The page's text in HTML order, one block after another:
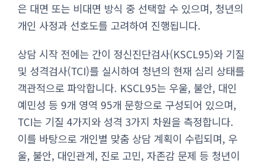
은 대면 또는 비대면 방식 중 선택할 수 있으며, 청년의
개인 사정과 선호도를 고려하여 진행됩니다.
상담 시작 전에는 간이 정신진단검사(KSCL95)와 기질
및 성격검사(TCI)를 실시하여 청년의 현재 심리 상태를
객관적으로 파악합니다. KSCL95는 우울, 불안, 대인
예민성 등 9개 영역 95개 문항으로 구성되어 있으며,
TCI는 기질 4가지와 성격 3가지 차원을 측정합니다.
이를 바탕으로 개인별 맞춤 상담 계획이 수립되며, 우
울, 불안, 대인관계, 진로 고민, 자존감 문제 등 청년이